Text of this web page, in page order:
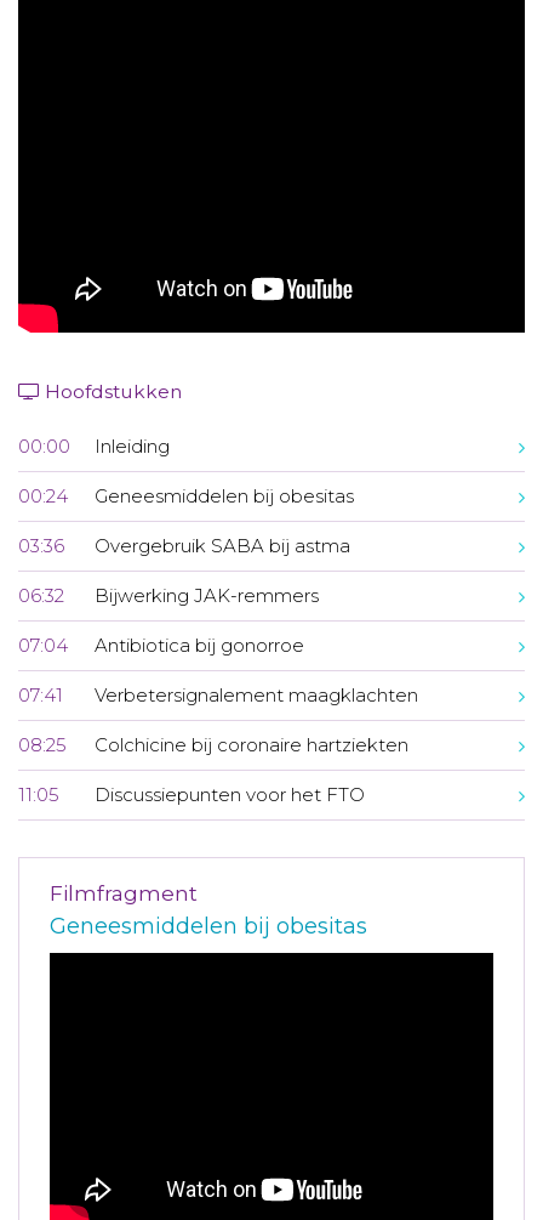
Hoofdstukken
00:00 Inleiding
00:24 Geneesmiddelen bij obesitas
03:36 Overgebruik SABA bij astma
06:32 Bijwerking JAK-remmers
07:04 Antibiotica bij gonorroe
07:41 Verbetersignalement maagklachten
08:25 Colchicine bij coronaire hartziekten
11:05 Discussiepunten voor het FTO
Filmfragment
Geneesmiddelen bij obesitas